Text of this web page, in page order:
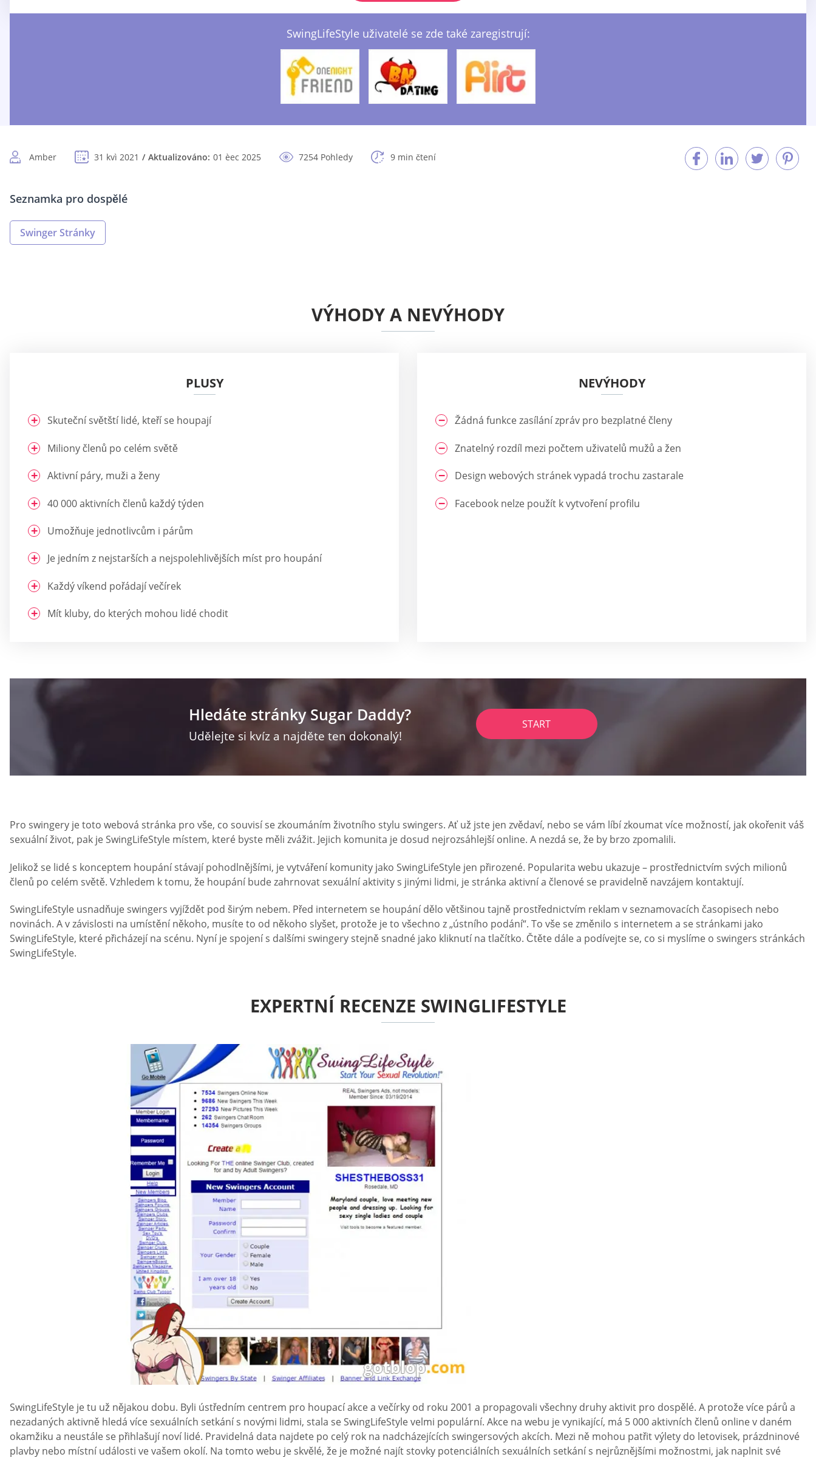
SwingLifeStyle uživatelé se zde také zaregistrují:
Amber 31 kvì 2021 Aktualizováno: 01 èec 2025 7254 Pohledy 9 min čtení
Seznamka pro dospělé
Swinger Stránky
VÝHODY A NEVÝHODY
PLUSY
Skuteční světští lidé, kteří se houpají
Miliony členů po celém světě
Aktivní páry, muži a ženy
40 000 aktivních členů každý týden
Umožňuje jednotlivcům i párům
Je jedním z nejstarších a nejspolehlivějších míst pro houpání
Každý víkend pořádají večírek
Mít kluby, do kterých mohou lidé chodit
NEVÝHODY
Žádná funkce zasílání zpráv pro bezplatné členy
Znatelný rozdíl mezi počtem uživatelů mužů a žen
Design webových stránek vypadá trochu zastarale
Facebook nelze použít k vytvoření profilu
Hledáte stránky Sugar Daddy?
Udělejte si kvíz a najděte ten dokonalý!
START
Pro swingery je toto webová stránka pro vše, co souvisí se zkoumáním životního stylu swingers. Ať už jste jen zvědaví, nebo se vám líbí zkoumat více možností, jak okořenit váš
sexuální život, pak je SwingLifeStyle místem, které byste měli zvážit. Jejich komunita je dosud nejrozsáhlejší online. A nezdá se, že by brzo zpomalili.
Jelikož se lidé s konceptem houpání stávají pohodlnějšími, je vytváření komunity jako SwingLifeStyle jen přirozené. Popularita webu ukazuje – prostřednictvím svých milionů
členů po celém světě. Vzhledem k tomu, že houpání bude zahrnovat sexuální aktivity s jinými lidmi, je stránka aktivní a členové se pravidelně navzájem kontaktují.
SwingLifeStyle usnadňuje swingers vyjíždět pod širým nebem. Před internetem se houpání dělo většinou tajně prostřednictvím reklam v seznamovacích časopisech nebo
novinách. A v závislosti na umístění někoho, musíte to od někoho slyšet, protože je to všechno z „ústního podání“. To vše se změnilo s internetem a se stránkami jako
SwingLifeStyle, které přicházejí na scénu. Nyní je spojení s dalšími swingery stejně snadné jako kliknutí na tlačítko. Čtěte dále a podívejte se, co si myslíme o swingers stránkách
SwingLifeStyle.
EXPERTNÍ RECENZE SWINGLIFESTYLE
SwingLifeStyle je tu už nějakou dobu. Byli ústředním centrem pro houpací akce a večírky od roku 2001 a propagovali všechny druhy aktivit pro dospělé. A protože více párů a
nezadaných aktivně hledá více sexuálních setkání s novými lidmi, stala se SwingLifeStyle velmi populární. Akce na webu je vynikající, má 5 000 aktivních členů online v daném
okamžiku a neustále se přihlašují noví lidé. Pravidelná data najdete po celý rok na nadcházejících swingersových akcích. Mezi ně mohou patřit výlety do letovisek, prázdninové
plavby nebo místní události ve vašem okolí. Na tomto webu je skvělé, že je možné najít stovky potenciálních sexuálních setkání s nejrůznějšími možnostmi, jak naplnit své